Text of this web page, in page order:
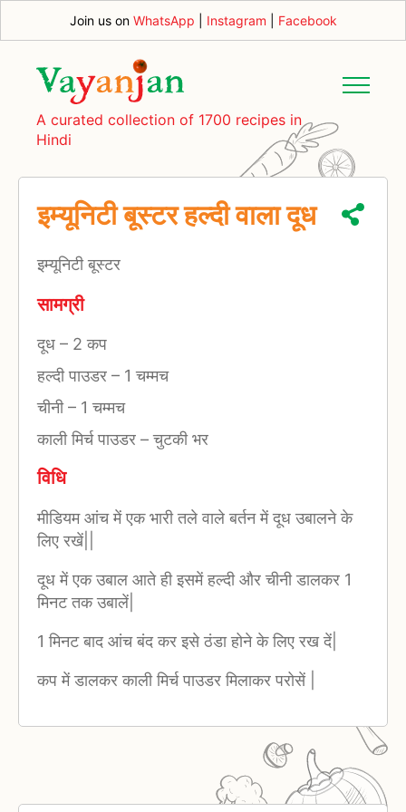
Join us on WhatsApp Instagram Facebook
A curated collection of 1700 recipes in
Hindi
इम्यूनिटी बूस्टर हल्दी वाला दूध
इम्यूनिटी बूस्टर
सामग्री
दूध – 2 कप
हल्दी पाउडर – 1 चम्मच
चीनी– 1 चम्मच
काली मिर्च पाउडर –चुटकी भर
विधि
मीडियम आंच में एक भारी तले वाले बर्तन में दूध उबालने के
लिए रखें||
दूध में एक उबाल आते ही इसमें हल्दी और चीनी डालकर 1
मिनट तक उबालें|
1 मिनट बाद आंच बंद कर इसे ठंडा होने के लिए रख दें|
कप में डालकर काली मिर्च पाउडर मिलाकर परोसें |